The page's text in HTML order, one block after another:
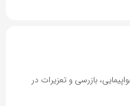
بازرسی و تعزیرات در